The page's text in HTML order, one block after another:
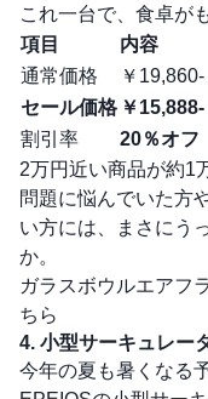
これ一台で、食卓が
項目
内容
通常価格
￥19,860-
セール価格 ￥15,888-
割引率
20％オフ
2万円近い商品が約1
問題に悩んでいた方
い方には、まさにう
か。
ガラスボウルエアフ
ちら
4. 小型サーキュレー
今年の夏も暑くなる